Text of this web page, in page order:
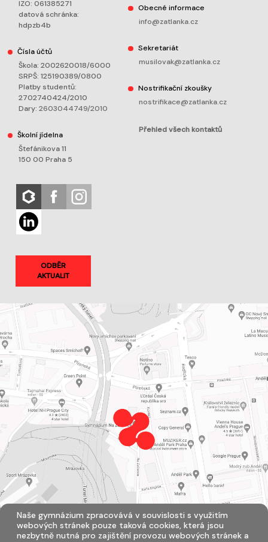
IZO: 061385271
datová schránka:
hdpzb4b
Čísla účtů
Škola: 2002620018/6000
SRPŠ: 125190389/0800
Platby studentů:
2702740424/2010
Dary: 2603044749/2010
Školní jídelna
Štefánikova 11
150 00 Praha 5
ODBĚR
AKTUALIT
Obecné informace
info@zatlanka.cz
Sekretariát
musilovak@zatlanka.cz
Nostrifikační zkoušky
nostrifikace@zatlanka.cz
Přehled všech kontaktů
Naše gymnázium zpracovává v souvislosti s využitím
webových stránek pouze taková cookies, která jsou
nezbytně nutná pro zajištění provozu webových stránek a